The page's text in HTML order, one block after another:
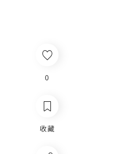
0
收藏